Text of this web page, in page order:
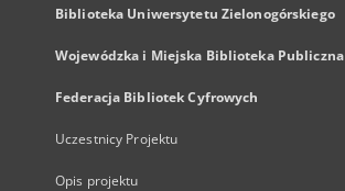
Biblioteka Uniwersytetu Zielonogórskiego
Wojewódzka i Miejska Biblioteka Publiczna
Federacja Bibliotek Cyfrowych
Uczestnicy Projektu
Opis projektu